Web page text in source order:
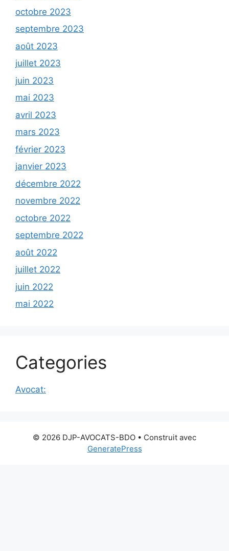
octobre 2023
septembre 2023
août 2023
juillet 2023
juin 2023
mai 2023
avril 2023
mars 2023
février 2023
janvier 2023
décembre 2022
novembre 2022
octobre 2022
septembre 2022
août 2022
juillet 2022
juin 2022
mai 2022
Categories
Avocat:
© 2026 DJP-AVOCATS-BDO • Construit avec
GeneratePress